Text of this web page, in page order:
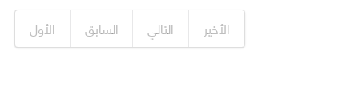
الأول السابق التالي الأخير